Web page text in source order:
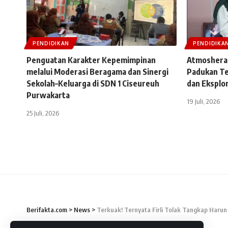
PENDIDIKAN
Penguatan Karakter Kepemimpinan
melalui Moderasi Beragama dan Sinergi
Sekolah–Keluarga di SDN 1 Ciseureuh
Purwakarta
25 Juli, 2026
Padukan
dan
19 Juli, 2026
Berifakta.com > News > Terkuak! Ternyata Firli Tolak Tangkap